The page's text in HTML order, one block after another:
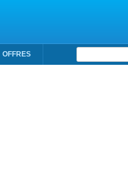
Formulaire
OFFRES